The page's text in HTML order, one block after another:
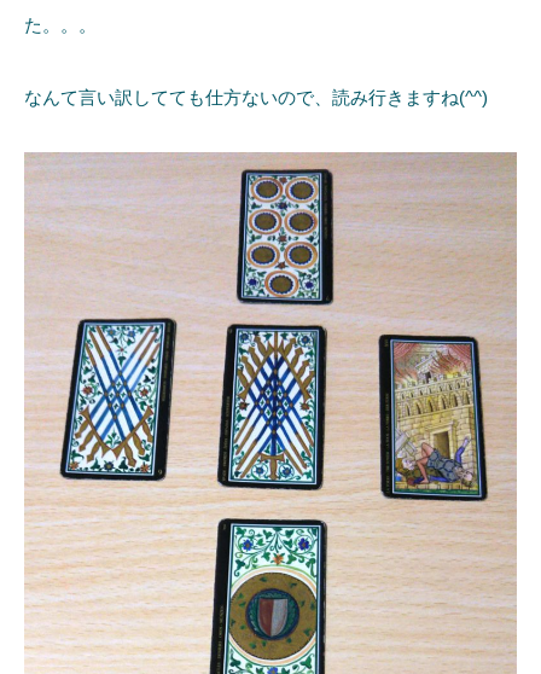
た。。。
なんて言い訳してても仕方ないので、読み行きますね(^^)